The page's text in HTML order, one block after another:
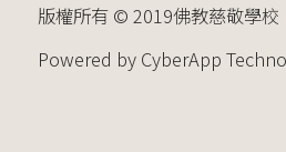
版權所有 © 2019佛教慈敬學校
Powered by CyberApp